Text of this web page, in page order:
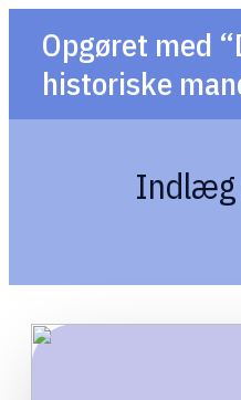
Opgøret med
historiske
Indlæg